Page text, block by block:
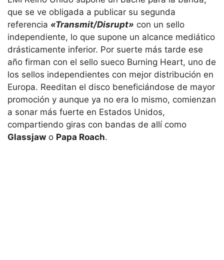
que se ve obligada a publicar su segunda
referencia «Transmit/Disrupt» con un sello
independiente, lo que supone un alcance mediático
drásticamente inferior. Por suerte más tarde ese
año firman con el sello sueco Burning Heart, uno de
los sellos independientes con mejor distribución en
Europa. Reeditan el disco beneficiándose de mayor
promoción y aunque ya no era lo mismo, comienzan
a sonar más fuerte en Estados Unidos,
compartiendo giras con bandas de allí como
Glassjaw o Papa Roach.